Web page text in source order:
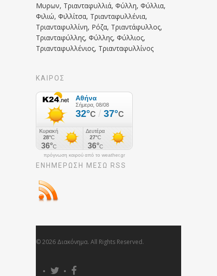
Μυρων, Τριανταφυλλιά, Φύλλη, Φύλλια,
Φιλιώ, Φιλλίτσα, Τριανταφυλλένια,
Τριανταφυλλίνη, Ρόζα, Τριαντάφυλλος,
Τριανταφύλλης, Φύλλης, Φύλλιος,
Τριανταφυλλένιος, Τριανταφυλλίνος
ΚΑΙΡΟΣ
πρόγνωση καιρού από το weather.gr
ΕΝΗΜΈΡΩΣΉ ΜΕΣΩ RSS
© 2026 Διακόνημα. All Rights Reserved.